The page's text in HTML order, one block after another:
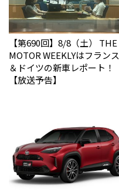
【第690回】8/8（土） THE
MOTOR WEEKLYはフランス
＆ドイツの新車レポート！
【放送予告】